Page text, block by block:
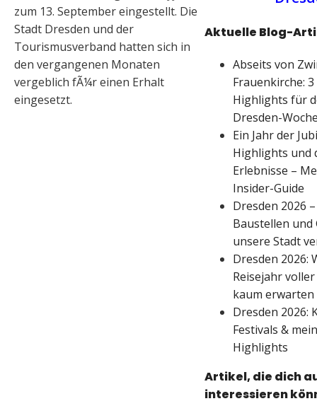
zum 13. September eingestellt. Die
Stadt Dresden und der
Tourismusverband hatten sich in
den vergangenen Monaten
vergeblich fÃ¼r einen Erhalt
eingesetzt.
Aktuelle Blog-
Abseits von
Frauenkirche:
Highlights für
Dresden-
Ein Jahr der
Highlights und
Erlebnisse –
Insider-Guide
Dresden 2026
Baustellen und
unsere Stadt
Dresden 2026:
Reisejahr
kaum
Dresden 2026:
Festivals &
Highlights
Artikel, die dich
interessieren